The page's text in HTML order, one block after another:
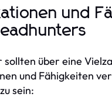
und
sollten über eine
und Fähigkeiten
sein: